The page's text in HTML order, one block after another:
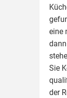
eine
Sie
der